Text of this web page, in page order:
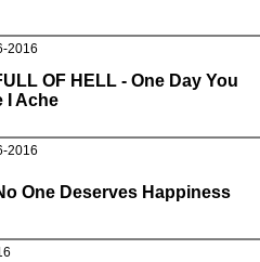
2016
OF HELL - One Day You
I Ache
2016
One Deserves Happiness